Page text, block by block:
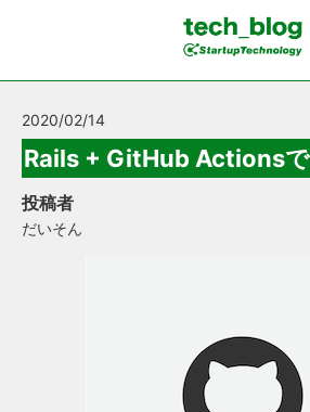
2020/02/14
Rails + GitHub Actions
投稿者
だいそん